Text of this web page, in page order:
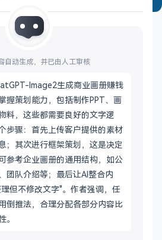
自动生成，并已由人工审核
Image2生成商业画册赚钱
握策划能力，包括制作PPT、画
料，这些都需要良好的文字逻
步骤：首先上传客户提供的素材
；其次进行框架策划，这是决定
参考企业画册的通用结构，如公
团队介绍等；最后让AI整合内
但不修改文字"。作者强调，任
倒推法，合理分配各部分内容比